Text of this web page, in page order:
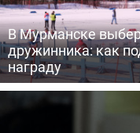
В Мурманске
дружинника: как
награду